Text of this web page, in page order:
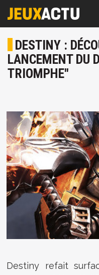
DESTINY :
LANCEMENT DU
TRIOMPHE"
Destiny refait